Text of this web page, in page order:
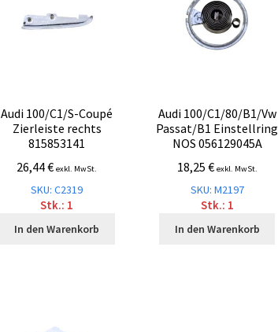
Audi 100/C1/S-Coupé
Zierleiste rechts
815853141
26,44€ exkl. MwSt.
SKU: C2319
Stk.: 1
In den Warenkorb
Audi 100/C1/80/B1/Vw
Passat/B1 Einstellring
NOS 056129045A
18,25 € exkl. MwSt.
SKU: M2197
Stk.: 1
In den Warenkorb